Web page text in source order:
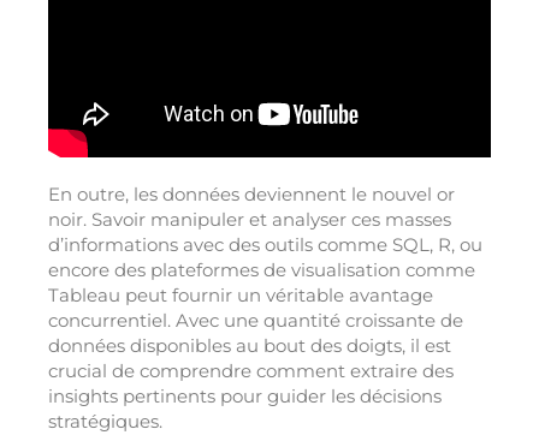
En outre, les données deviennent le nouvel or
noir. Savoir manipuler et analyser ces masses
d’informations avec des outils comme SQL, R, ou
encore des plateformes de visualisation comme
Tableau peut fournir un véritable avantage
concurrentiel. Avec une quantité croissante de
données disponibles au bout des doigts, il est
crucial de comprendre comment extraire des
insights pertinents pour guider les décisions
stratégiques.